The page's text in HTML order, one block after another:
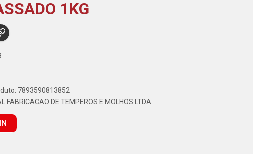
1KG
7893590813852
FABRICACAO DE TEMPEROS E MOLHOS LTDA